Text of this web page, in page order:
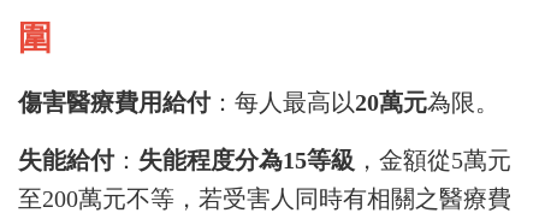
圍
傷害醫療費用給付：每人最高以20萬元為限。
失能給付： 失能程度分為15等級 ，金額從5萬元
至200萬元不等，若受害人同時有相關之醫療費